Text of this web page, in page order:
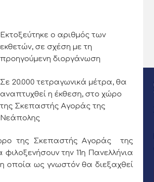
Εκτοξεύτηκε ο αριθμός των
εκθετών, σε σχέση με τη
προηγούμενη διοργάνωση
Σε 20.000 τετραγωνικά μέτρα, θα
αναπτυχθεί η έκθεση, στο χώρο
της Σκεπαστής Αγοράς της
Νεάπολης
της Σκεπαστής Αγοράς της
την 11η Πανελλήνια
οποία ως γνωστόν θα διεξαχθεί